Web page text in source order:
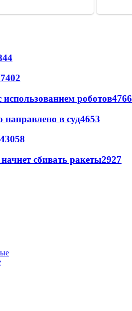
7402
роботов4766
в суд4653
3058
сбивать ракеты2927